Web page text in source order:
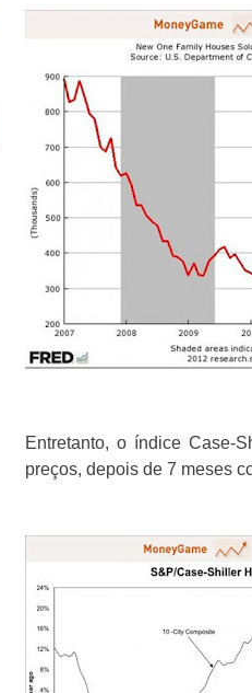
Entretanto, o índice Case-
preços, depois de 7 meses